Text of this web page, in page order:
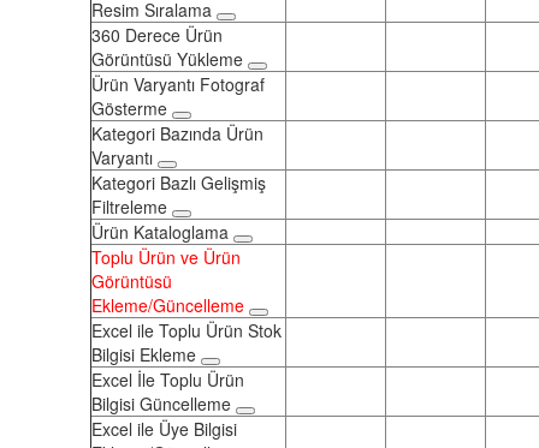
Resim Sıralama
360 Derece Ürün
Görüntüsü Yükleme
Ürün Varyantı Fotograf
Gösterme
Kategori Bazında Ürün
Varyantı
Kategori Bazlı Gelişmiş
Filtreleme
Ürün Kataloglama
Toplu Ürün ve Ürün
Görüntüsü
Ekleme/Güncelleme
Excel ile Toplu Ürün Stok
Bilgisi Ekleme
Excel İle Toplu Ürün
Bilgisi Güncelleme
Excel ile Üye Bilgisi